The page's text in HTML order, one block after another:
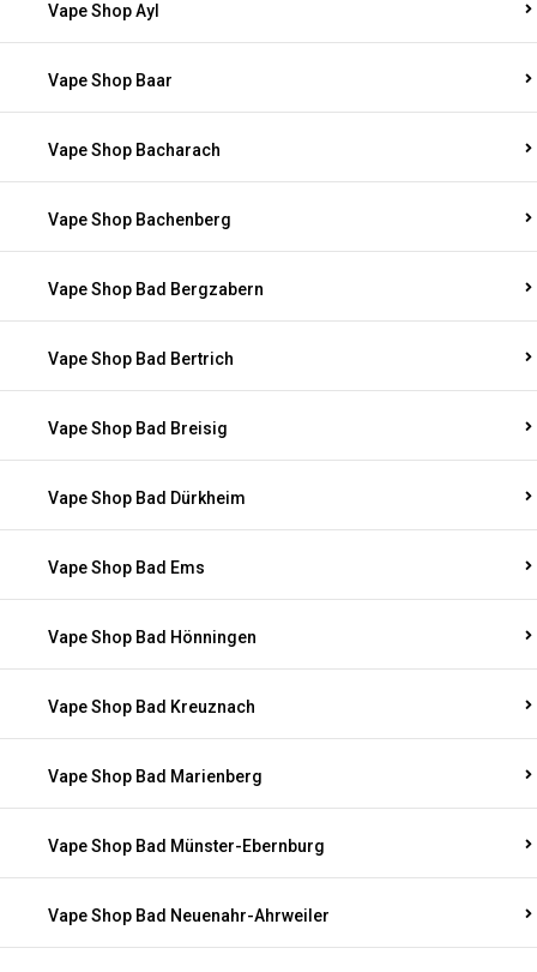
Vape Shop Ayl
Vape Shop Baar
Vape Shop Bacharach
Vape Shop Bachenberg
Vape Shop Bad Bergzabern
Vape Shop Bad Bertrich
Vape Shop Bad Breisig
Vape Shop Bad Dürkheim
Vape Shop Bad Ems
Vape Shop Bad Hönningen
Vape Shop Bad Kreuznach
Vape Shop Bad Marienberg
Vape Shop Bad Münster-Ebernburg
Vape Shop Bad Neuenahr-Ahrweiler